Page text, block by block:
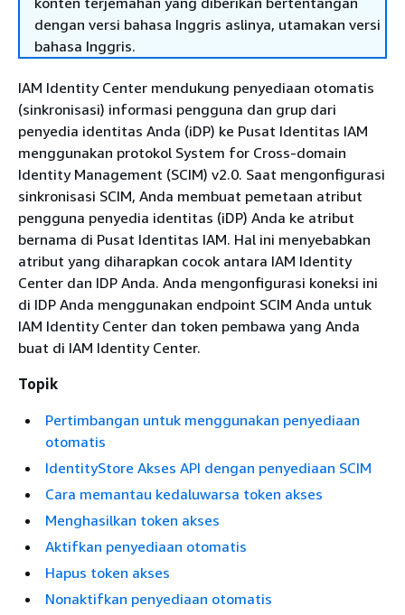
dengan versi bahasa Inggris aslinya, utamakan versi
bahasa Inggris.
IAM Identity Center mendukung penyediaan otomatis
(sinkronisasi) informasi pengguna dan grup dari
penyedia identitas Anda (iDP) ke Pusat Identitas IAM
menggunakan protokol System for Cross-domain
Identity Management (SCIM) v2.0. Saat mengonfigurasi
sinkronisasi SCIM, Anda membuat pemetaan atribut
pengguna penyedia identitas (iDP) Anda ke atribut
bernama di Pusat Identitas IAM. Hal ini menyebabkan
atribut yang diharapkan cocok antara IAM Identity
Center dan IDP Anda. Anda mengonfigurasi koneksi ini
di IDP Anda menggunakan endpoint SCIM Anda untuk
IAM Identity Center dan token pembawa yang Anda
buat di IAM Identity Center.
Topik
Pertimbangan untuk menggunakan penyediaan
otomatis
IdentityStore Akses API dengan penyediaan SCIM
Cara memantau kedaluwarsa token akses
Menghasilkan token akses
Aktifkan penyediaan otomatis
Hapus token akses
Nonaktifkan penyediaan otomatis